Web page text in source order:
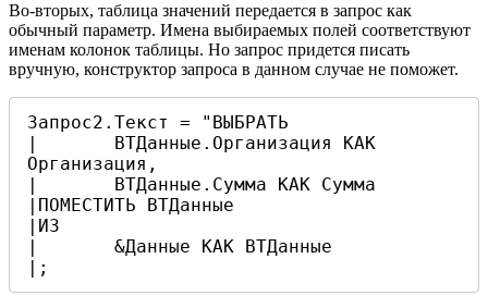
Во-вторых, таблица значений передается в запрос как
обычный параметр. Имена выбираемых полей соответствуют
именам колонок таблицы. Но запрос придется писать
вручную, конструктор запроса в данном случае не поможет.
Запрос2.Текст = "ВЫБРАТЬ
|	ВТДанные.Организация КАК
Организация,
|	ВТДанные.Сумма КАК Сумма
|ПОМЕСТИТЬ ВТДанные
|ИЗ
|	&Данные КАК ВТДанные
|;